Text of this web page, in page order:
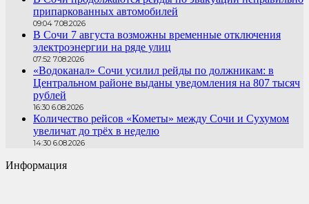
припаркованных автомобилей
09:04 7.08.2026
В Сочи 7 августа возможны временные отключения
электроэнергии на ряде улиц
07:52 7.08.2026
«Водоканал» Сочи усилил рейды по должникам: в
Центральном районе выданы уведомления на 807 тысяч
рублей
16:30 6.08.2026
Количество рейсов «Кометы» между Сочи и Сухумом
увеличат до трёх в неделю
14:30 6.08.2026
Информация